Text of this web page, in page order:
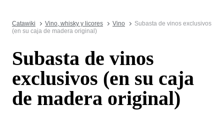
Catawiki Vino, whisky y licores Vino
Subasta de vinos exclusivos
(en su caja de madera original)
Subasta de vinos
exclusivos (en su caja
de madera original)